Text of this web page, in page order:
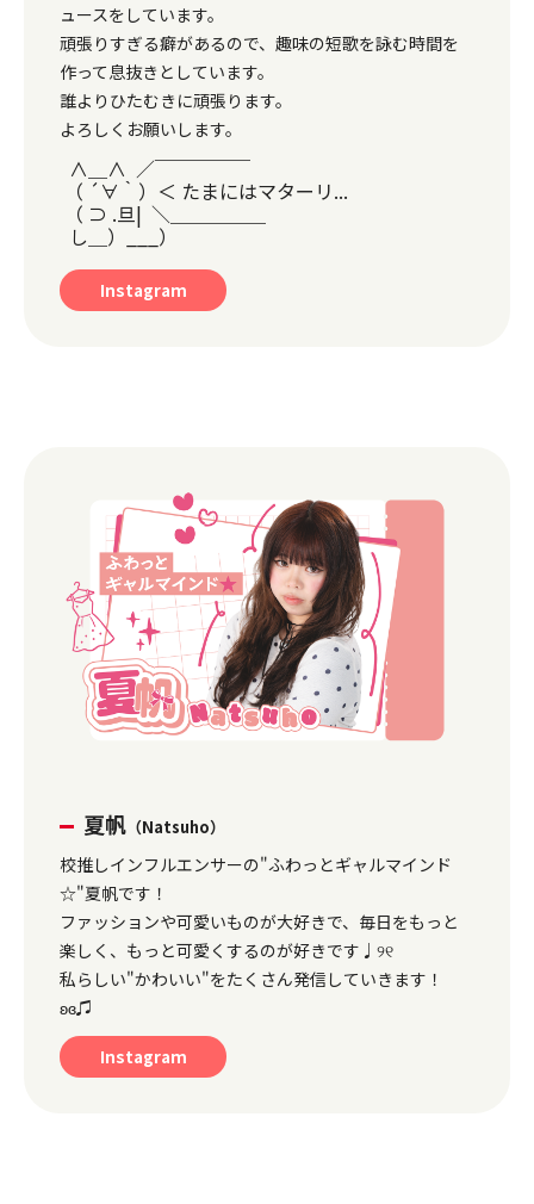
ュースをしています。
頑張りすぎる癖があるので、趣味の短歌を詠む時間を
作って息抜きとしています。
誰よりひたむきに頑張ります。
よろしくお願いします。
  ∧＿∧  ／￣￣￣￣￣
（ ´∀｀）＜ たまにはマターリ...
（ ⊃ .旦|  ＼＿＿＿＿＿
Instagram
夏帆 （Natsuho）
校推しインフルエンサーの"ふわっとギャルマインド
☆"夏帆です！
ファッションや可愛いものが大好きで、毎日をもっと
楽しく、もっと可愛くするのが好きです♩୨୧
私らしい"かわいい"をたくさん発信していきます！
ʚɞ♫
Instagram